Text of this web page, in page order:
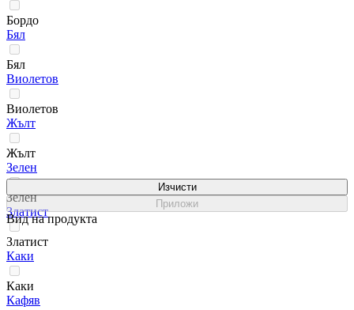
Бордо
Бял
Бял
Виолетов
Виолетов
Жълт
Жълт
Зелен
Зелен
Златист
Златист
Каки
Каки
Кафяв
Изчисти
Приложи
Вид на продукта